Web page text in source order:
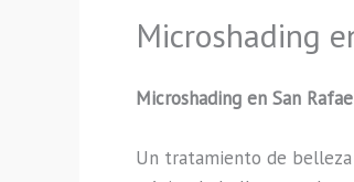
Microshading
Microshading en San
Un tratamiento de